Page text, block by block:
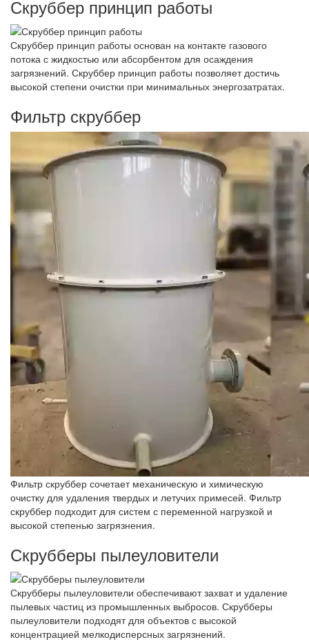
Скруббер принцип работы
Скруббер принцип работы основан на контакте газового
потока с жидкостью или абсорбентом для осаждения
загрязнений. Скруббер принцип работы позволяет достичь
высокой степени очистки при минимальных энергозатратах.
Фильтр скруббер
Фильтр скруббер сочетает механическую и химическую
очистку для удаления твердых и летучих примесей. Фильтр
скруббер подходит для систем с переменной нагрузкой и
высокой степенью загрязнения.
Скрубберы пылеуловители
Скрубберы пылеуловители обеспечивают захват и удаление
пылевых частиц из промышленных выбросов. Скрубберы
пылеуловители подходят для объектов с высокой
концентрацией мелкодисперсных загрязнений.